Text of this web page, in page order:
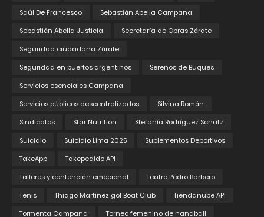
Saúl De Francesco
Sebastián Abella Campana
Sebastián Abella Justicia
Secretaría de Obras Zárate
Seguridad ciudadana Zárate
Seguridad en puertos argentinos
Serenos de Buques
Servicios esenciales Campana
Servicios públicos descentralizados
Silvina Román
Sindicatos
Star Nutrition
Stefanía Rodríguez Schatz
Suicidio
Suicidio Lima 2025
Suplementos Deportivos
TakeApp
Takepedido API
Talleres y contención emocional
Teatro Pedro Barbero
Tenis
Thiago Martínez gol Boat Club
Tiendanube API
Tormenta Campana
Torneo femenino de handball